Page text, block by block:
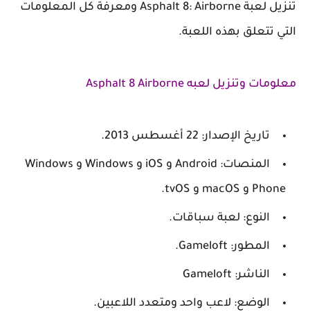
تنزيل لعبة Asphalt 8: Airborne ومعرفة كل المعلومات
التي تتعلق بهذه اللعبة.
معلومات وتنزيل لعبه Asphalt 8 Airborne
تاريخ الإصدار: 22 أغسطس 2013.
المنصات: Android و iOS و Windows و Windows
Phone و macOS و tvOS.
النوع: لعبة سباقات.
المطور: Gameloft.
الناشر: Gameloft
الوضع: لاعب واحد ومتعدد اللاعبين.